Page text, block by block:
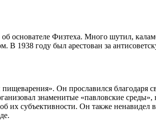
основателе Физтеха. Много шутил,
1938 году был арестован за
Он прославился благодаря
знаменитые «павловские
их субъективности. Он также